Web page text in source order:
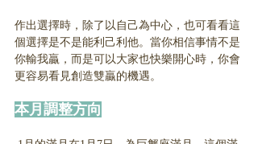
作出選擇時，除了以自己為中心，也可看看這
個選擇是不是能利己利他。當你相信事情不是
你輸我贏，而是可以大家也快樂開心時，你會
更容易看見創造雙贏的機遇。
本月調整方向